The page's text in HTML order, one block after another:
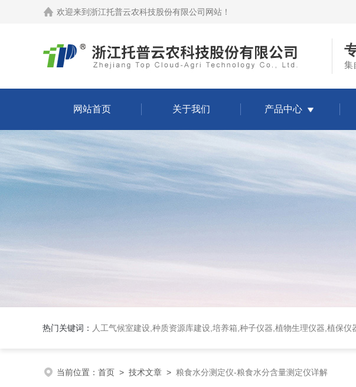
欢迎来到 浙江托普云农科技股份有限公司网站 ！
集
网站首页 关于我们 产品中心
热门关键词： 人工气候室建设,种质资源库建设,培养箱,种子仪器,植物生理仪器,植保仪
当前位置： 首页 > 技术文章 > 粮食水分测定仪-粮食水分含量测定仪详解